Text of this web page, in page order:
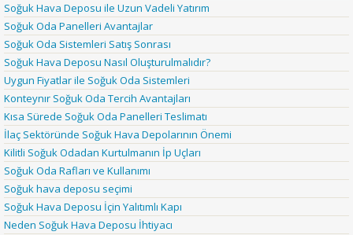
Soğuk Hava Deposu ile Uzun Vadeli Yatırım
Soğuk Oda Panelleri Avantajlar
Soğuk Oda Sistemleri Satış Sonrası
Soğuk Hava Deposu Nasıl Oluşturulmalıdır?
Uygun Fiyatlar ile Soğuk Oda Sistemleri
Konteynır Soğuk Oda Tercih Avantajları
Kısa Sürede Soğuk Oda Panelleri Teslimatı
İlaç Sektöründe Soğuk Hava Depolarının Önemi
Kilitli Soğuk Odadan Kurtulmanın İp Uçları
Soğuk Oda Rafları ve Kullanımı
Soğuk hava deposu seçimi
Soğuk Hava Deposu İçin Yalıtımlı Kapı
Neden Soğuk Hava Deposu İhtiyacı